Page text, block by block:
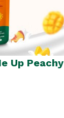
Up Peachy